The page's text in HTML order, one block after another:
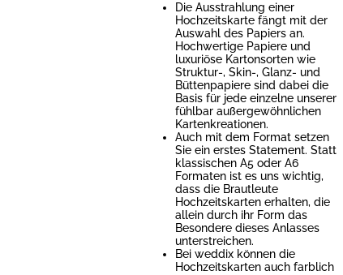
Die Ausstrahlung einer
Hochzeitskarte fängt mit der
Auswahl des Papiers an.
Hochwertige Papiere und
luxuriöse Kartonsorten wie
Struktur-, Skin-, Glanz- und
Büttenpapiere sind dabei die
Basis für jede einzelne unserer
fühlbar außergewöhnlichen
Kartenkreationen.
Auch mit dem Format setzen
Sie ein erstes Statement. Statt
klassischen A5 oder A6
Formaten ist es uns wichtig,
dass die Brautleute
Hochzeitskarten erhalten, die
allein durch ihr Form das
Besondere dieses Anlasses
unterstreichen.
Bei weddix können die
Hochzeitskarten auch farblich